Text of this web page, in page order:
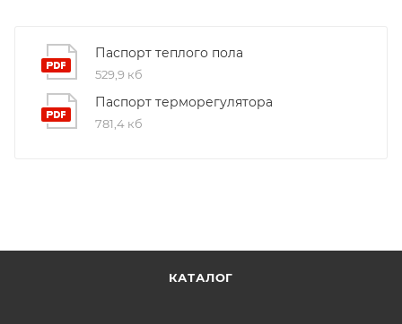
Паспорт теплого пола
529,9 кб
Паспорт терморегулятора
781,4 кб
КАТАЛОГ